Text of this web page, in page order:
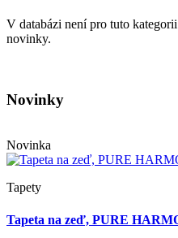
V databázi není pro tuto
novinky.
Novinky
Novinka
Tapety
Tapeta na zeď, PURE